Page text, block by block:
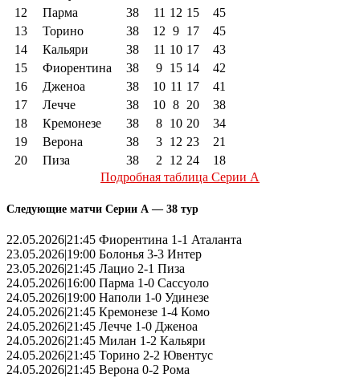
12
Парма 38 11 12 15
45
13
Торино 38 12 9 17
45
14
Кальяри 38 11 10 17
43
15
Фиорентина 38 9 15 14
42
16
Дженоа 38 10 11 17
41
17
Лечче 38 10 8 20
38
18
Кремонезе 38 8 10 20
34
19
Верона 38 3 12 23
21
20
Пиза 38 2 12 24
18
Подробная таблица Серии А
Следующие матчи Серии А — 38 тур
22.05.2026|21:45 Фиорентина 1-1 Аталанта
23.05.2026|19:00 Болонья 3-3 Интер
23.05.2026|21:45 Лацио 2-1 Пиза
24.05.2026|16:00 Парма 1-0 Сассуоло
24.05.2026|19:00 Наполи 1-0 Удинезе
24.05.2026|21:45 Кремонезе 1-4 Комо
24.05.2026|21:45 Лечче 1-0 Дженоа
24.05.2026|21:45 Милан 1-2 Кальяри
24.05.2026|21:45 Торино 2-2 Ювентус
24.05.2026|21:45 Верона 0-2 Рома